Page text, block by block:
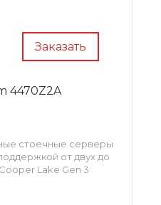
Заказать
4470Z2A
стоечные серверы
от двух до
Lake Gen 3